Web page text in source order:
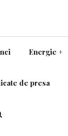
Energie +
de presa